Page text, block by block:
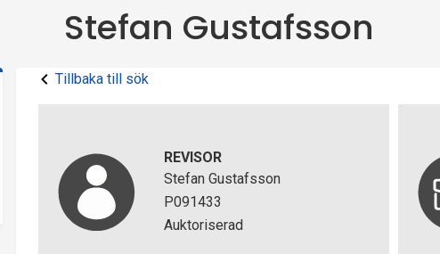
Stefan Gustafsson
Tillbaka till sök
REVISOR
Stefan Gustafsson
P091433
Auktoriserad